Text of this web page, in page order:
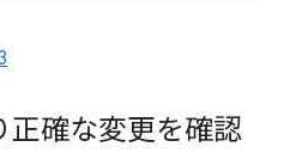
正確な変更を確認